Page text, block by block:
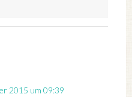
2015 um 09:39